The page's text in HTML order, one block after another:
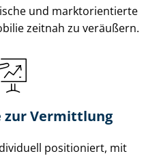
und markt­ori­en­tier­te
zeitnah zu veräußern.
zur Vermittlung
positioniert, mit